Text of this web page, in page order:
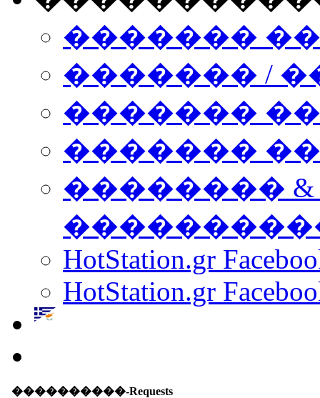
�������
������� /
�������
������� ���
��������
HotStation.gr
HotStation.gr
����������-Requests